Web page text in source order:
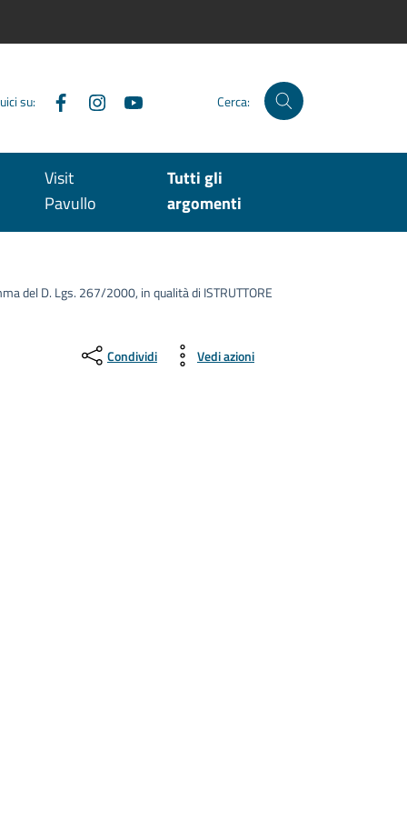
su: FacebookInstagram Cerca:
Visit
Pavullo
Tutti gli
argomenti
del D. Lgs. 267/2000, in qualità di ISTRUTTORE
Condividi Vedi azioni